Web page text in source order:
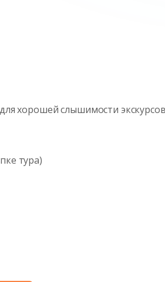
хорошей слышимости
тура)